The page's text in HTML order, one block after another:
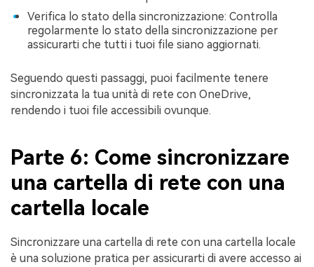
Verifica lo stato della sincronizzazione: Controlla
regolarmente lo stato della sincronizzazione per
assicurarti che tutti i tuoi file siano aggiornati.
Seguendo questi passaggi, puoi facilmente tenere
sincronizzata la tua unità di rete con OneDrive,
rendendo i tuoi file accessibili ovunque.
Parte 6: Come sincronizzare
una cartella di rete con una
cartella locale
Sincronizzare una cartella di rete con una cartella locale
è una soluzione pratica per assicurarti di avere accesso ai